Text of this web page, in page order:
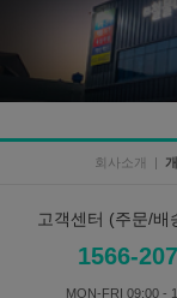
회사소개 |
고객센터 (주문/배
1566-
MON-FRI 09:00 -